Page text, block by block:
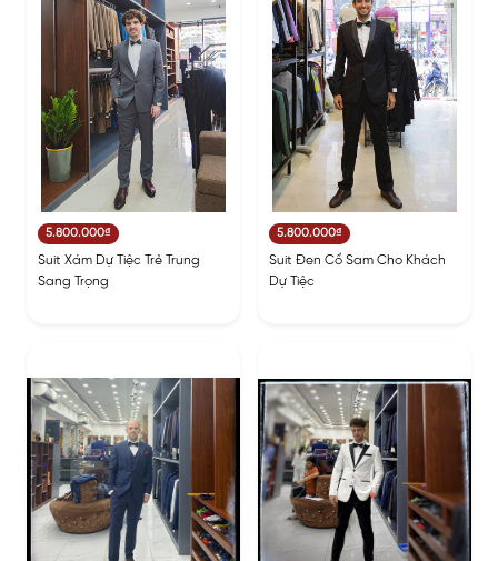
5.800.000₫
Suit Xám Dự Tiệc Trẻ Trung
Sang Trọng
5.800.000₫
Suit Đen Cổ Sam Cho Khách
Dự Tiệc